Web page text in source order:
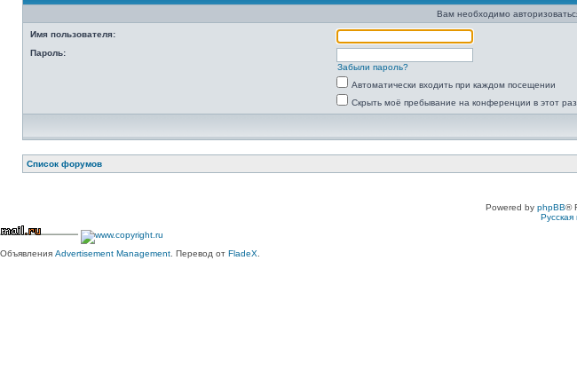
Вам необходимо
Имя пользователя:
Пароль:
Забыли пароль?
Автоматически входить при каждом посещении
Скрыть моё пребывание на конференции в этот раз
Список форумов
Powered by phpBB®
Объявления Advertisement Management . Перевод от FladeX